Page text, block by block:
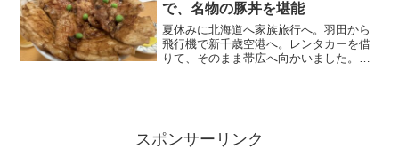
で、名物の豚丼を堪能
夏休みに北海道へ家族旅行へ。羽田から
飛行機で新千歳空港へ。レンタカーを借
りて、そのまま帯広へ向かいました。目
スポンサーリンク